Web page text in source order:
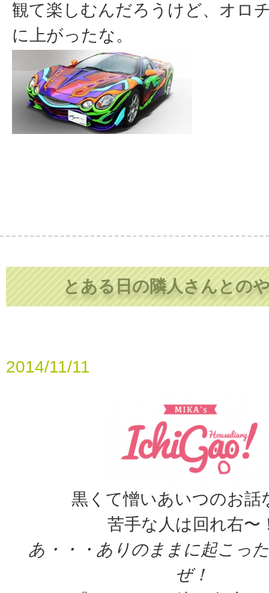
観て楽しむんだろうけど、オロ
に上がったな。
とある日の隣人さんとの
2014/11/11
黒くて憎いあいつのお話
苦手な人は回れ右〜
あ・・・ありのままに起こっ
ぜ！